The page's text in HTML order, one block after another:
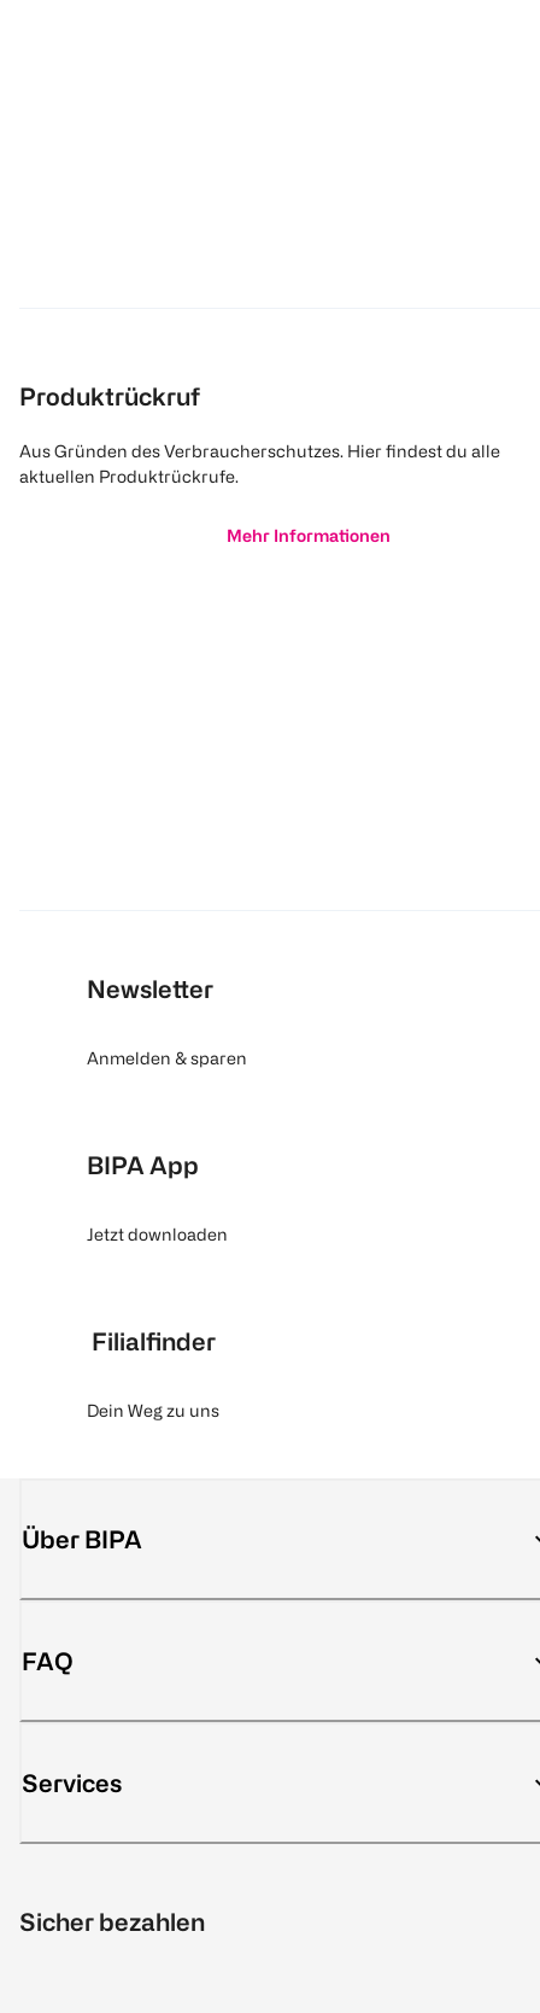
Produktrückruf
Aus Gründen des Verbraucherschutzes. Hier findest du alle
aktuellen Produktrückrufe.
Mehr Informationen
Newsletter
Anmelden & sparen
BIPA App
Jetzt downloaden
Filialfinder
Dein Weg zu uns
Über BIPA
FAQ
Services
Sicher bezahlen